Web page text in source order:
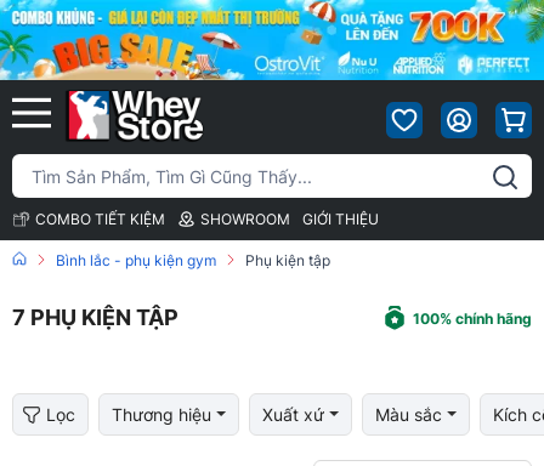
COMBO TIẾT KIỆM SHOWROOM GIỚI THIỆU
Bình lắc - phụ kiện gym Phụ kiện tập
7 PHỤ KIỆN TẬP 100% chính hãng
Lọc Thương hiệu Xuất xứ Màu sắc Kích